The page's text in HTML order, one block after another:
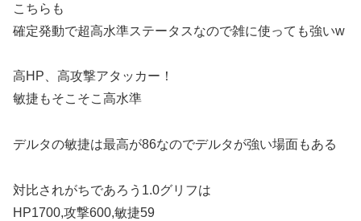
こちらも
確定発動で超高水準ステータスなので雑に使っても強いw
高HP、高攻撃アタッカー！
敏捷もそこそこ高水準
デルタの敏捷は最高が86なのでデルタが強い場面もある
対比されがちであろう1.0グリフは
HP1700,攻撃600,敏捷59